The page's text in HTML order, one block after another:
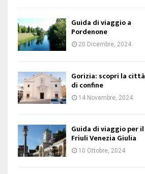
Guida di viaggio a
Pordenone
20 Dicembre, 2024
Gorizia: scopri la città
di confine
14 Novembre, 2024
Guida di viaggio per il
Friuli Venezia Giulia
10 Ottobre, 2024